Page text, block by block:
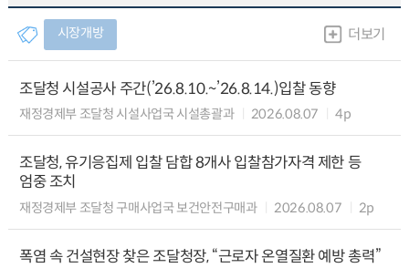
시장개방 더보기
조달청 시설공사 주간(’26.8.10.~’26.8.14.)입찰 동향
재정경제부 조달청 시설사업국 시설총괄과 2026.08.07 4p
조달청, 유기응집제 입찰 담합 8개사 입찰참가자격 제한 등
엄중 조치
재정경제부 조달청 구매사업국 보건안전구매과 2026.08.07 2p
폭염 속 건설현장 찾은 조달청장, “근로자 온열질환 예방 총력”